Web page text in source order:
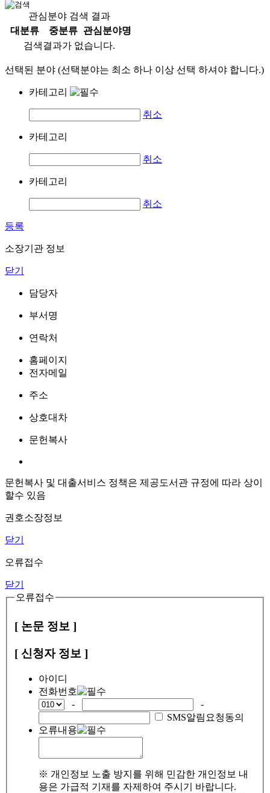
관심분야 검색 결과
대분류
중분류
관심분야명
검색결과가 없습니다.
선택된 분야 (선택분야는 최소 하나 이상 선택 하셔야 합니다.)
카테고리
취소
카테고리
취소
카테고리
취소
등록
소장기관 정보
닫기
담당자
부서명
연락처
홈페이지
전자메일
주소
상호대차
문헌복사
문헌복사 및 대출서비스 정책은 제공도서관 규정에 따라 상이
할수 있음
권호소장정보
닫기
오류접수
닫기
오류접수
[ 논문 정보 ]
[ 신청자 정보 ]
아이디
전화번호
-
-
SMS알림요청동의
오류내용
※ 개인정보 노출 방지를 위해 민감한 개인정보 내
용은 가급적 기재를 자제하여 주시기 바랍니다.